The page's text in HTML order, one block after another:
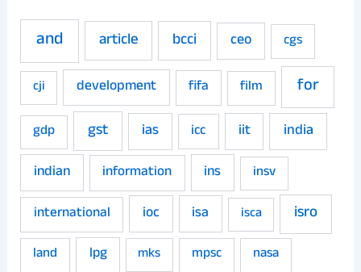
and article bcci ceo cgs
cji development fifa film for
gdp gst ias icc iit
india
indian
information ins
insv
international
ioc isa isca isro
land lpg mks mpsc nasa